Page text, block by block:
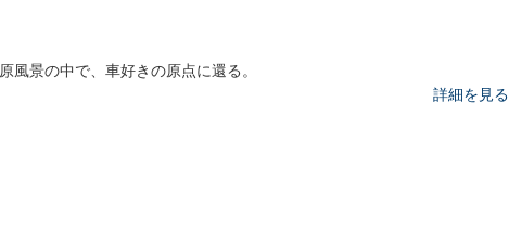
原風景の中で、車好きの原点に還る。
詳細を見る